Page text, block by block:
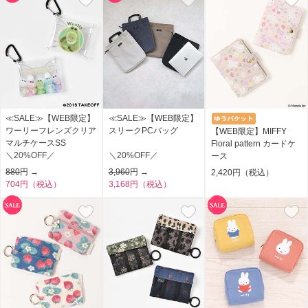
≪SALE≫【WEB限定】
ワーリーフレンズクリア
マルチケースSS
＼20%OFF／
880円 →
704円（税込）
≪SALE≫【WEB限定】
スリークPCバッグ
＼20%OFF／
3,960円 →
3,168円（税込）
【WEB限定】MIFFY
Floral pattern カードケ
ース
2,420円（税込）